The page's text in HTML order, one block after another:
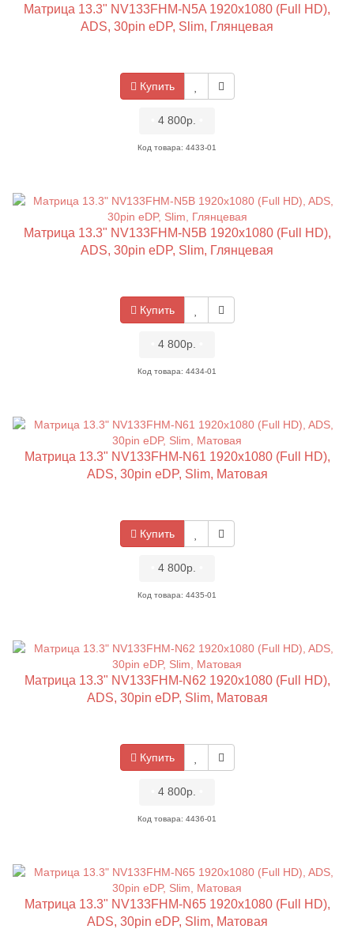
Матрица 13.3" NV133FHM-N5A 1920x1080 (Full HD),
ADS, 30pin eDP, Slim, Глянцевая
Купить
4 800р.
Код товара: 4433-01
Матрица 13.3" NV133FHM-N5B 1920x1080 (Full HD),
ADS, 30pin eDP, Slim, Глянцевая
Купить
4 800р.
Код товара: 4434-01
Матрица 13.3" NV133FHM-N61 1920x1080 (Full HD),
ADS, 30pin eDP, Slim, Матовая
Купить
4 800р.
Код товара: 4435-01
Матрица 13.3" NV133FHM-N62 1920x1080 (Full HD),
ADS, 30pin eDP, Slim, Матовая
Купить
4 800р.
Код товара: 4436-01
Матрица 13.3" NV133FHM-N65 1920x1080 (Full HD),
ADS, 30pin eDP, Slim, Матовая